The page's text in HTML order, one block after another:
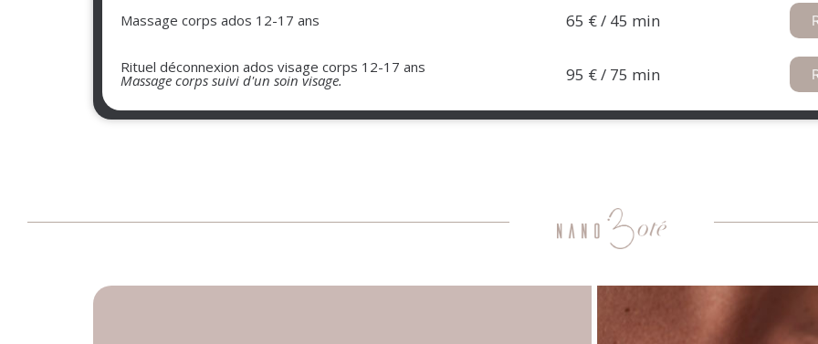
Massage corps ados 12-17 ans 65 € / 45 min​
Rituel déconnexion ados visage corps 12-17 ans
Massage corps suivi d'un soin visage. 95 € / 75 min